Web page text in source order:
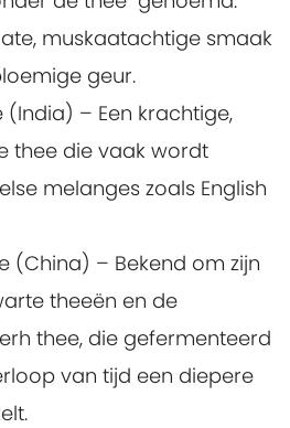
muskaatachtige smaak
geur.
– Een krachtige,
thee die vaak wordt
melanges zoals English
(China) – Bekend om zijn
theeën en de
thee, die gefermenteerd
van tijd een diepere